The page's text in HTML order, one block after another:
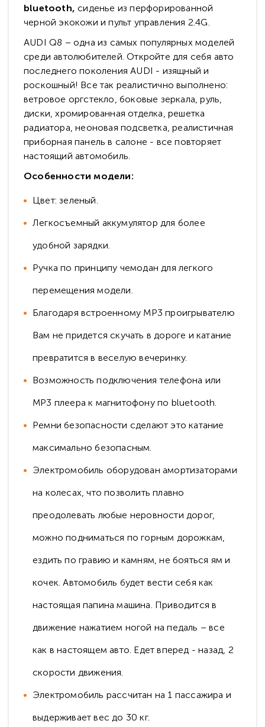
bluetooth,сиденье из перфорированной
черной экокожи и пульт управления 2.4G.
AUDI Q8 – одна из самых популярных моделей
среди автолюбителей. Откройте для себя авто
последнего поколения AUDI - изящный и
роскошный! Все так реалистично выполнено:
ветровое оргстекло, боковые зеркала, руль,
диски, хромированная отделка, решетка
радиатора, неоновая подсветка, реалистичная
приборная панель в салоне - все повторяет
настоящий автомобиль.
Особенности модели:
Цвет: зеленый.
Легкосъемный аккумулятор для более
удобной зарядки.
Ручка по принципу чемодан для легкого
перемещения модели.
Благодаря встроенному MP3 проигрывателю
Вам не придется скучать в дороге и катание
превратится в веселую вечеринку.
Возможность подключения телефона или
MP3 плеера к магнитофону по bluetooth.
Ремни безопасности сделают это катание
максимально безопасным.
Электромобиль оборудован амортизаторами
на колесах, что позволить плавно
преодолевать любые неровности дорог,
можно подниматься по горным дорожкам,
ездить по гравию и камням, не бояться ям и
кочек. Автомобиль будет вести себя как
настоящая папина машина. Приводится в
движение нажатием ногой на педаль – все
как в настоящем авто. Едет вперед - назад, 2
скорости движения.
Электромобиль рассчитан на 1 пассажира и
выдерживает вес до 30 кг.